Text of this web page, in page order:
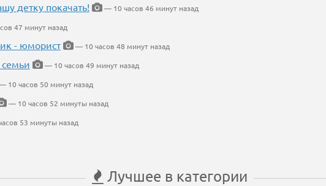
детку покачать!
— 10 часов 46 минут назад
47 минут назад
- юморист
— 10 часов 48 минут назад
— 10 часов 49 минут назад
10 часов 50 минут назад
— 10 часов 52 минуты назад
53 минуты назад
Лучшее в категории